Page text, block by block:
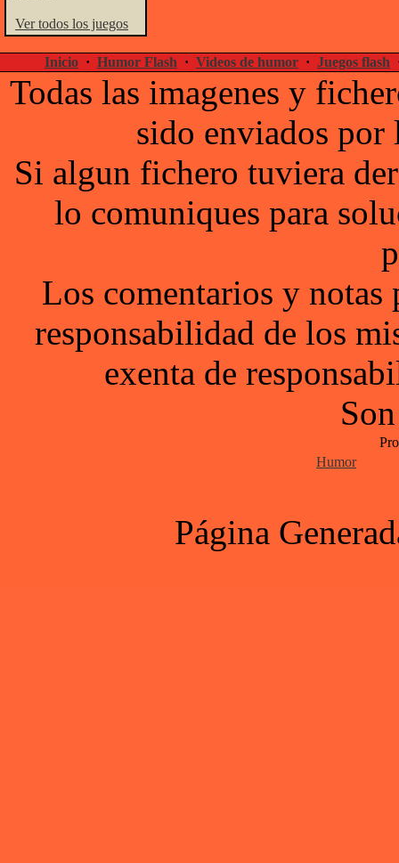
Ver todos los juegos
Inicio · Humor Flash · Videos de humor · Juegos flash
Todas las imagenes y
sido enviados por
Si algun fichero tuviera
lo comuniques para
Los comentarios y notas
responsabilidad de los
exenta de
Humor
Página